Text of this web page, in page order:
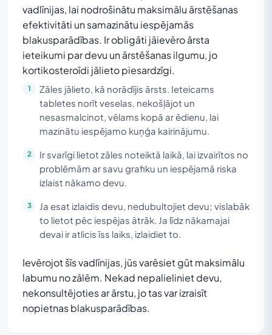
vadlīnijas, lai nodrošinātu maksimālu ārstēšanas
efektivitāti un samazinātu iespējamās
blakusparādības. Ir obligāti jāievēro ārsta
ieteikumi par devu un ārstēšanas ilgumu, jo
kortikosteroīdi jālieto piesardzīgi.
Zāles jālieto, kā norādījis ārsts. Ieteicams
tabletes norīt veselas, nekošļājot un
nesasmalcinot, vēlams kopā ar ēdienu, lai
mazinātu iespējamo kuņģa kairinājumu.
Ir svarīgi lietot zāles noteiktā laikā, lai izvairītos no
problēmām ar savu grafiku un iespējamā riska
izlaist nākamo devu.
Ja esat izlaidis devu, nedubultojiet devu; vislabāk
to lietot pēc iespējas ātrāk. Ja līdz nākamajai
devai ir atlicis īss laiks, izlaidiet to.
Ievērojot šīs vadlīnijas, jūs varēsiet gūt maksimālu
labumu no zālēm. Nekad nepalieliniet devu,
nekonsultējoties ar ārstu, jo tas var izraisīt
nopietnas blakusparādības.